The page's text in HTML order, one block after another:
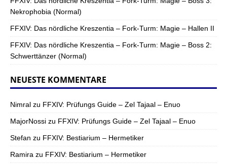
Nekrophobia (Normal)
FFXIV: Das nördliche Kreszentia – Fork-Turm: Magie – Hallen II
FFXIV: Das nördliche Kreszentia – Fork-Turm: Magie – Boss 2:
Schwerttänzer (Normal)
NEUESTE KOMMENTARE
Nimral zu FFXIV: Prüfungs Guide – Zel Tajaal – Enuo
MajorNossi zu FFXIV: Prüfungs Guide – Zel Tajaal – Enuo
Stefan zu FFXIV: Bestiarium – Hermetiker
Ramira zu FFXIV: Bestiarium – Hermetiker